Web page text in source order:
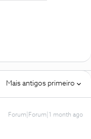
Mais antigos primeiro
Forum|Forum|1 month ago